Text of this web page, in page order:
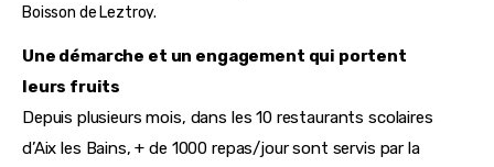
Boisson de Leztroy.
Une démarche et un engagement qui portent
leurs fruits
Depuis plusieurs mois, dans les 10 restaurants scolaires
d’Aix les Bains, + de 1000 repas/jour sont servis par la